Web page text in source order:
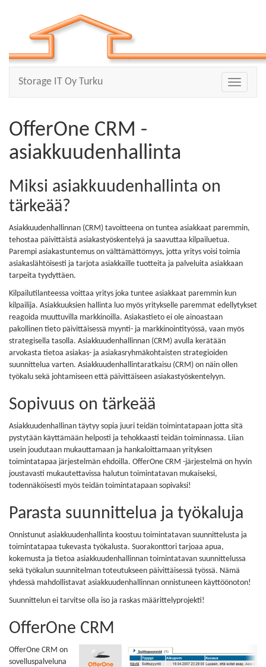
Toggle
Storage IT Oy Turku
OfferOne CRM -
asiakkuudenhallinta
Miksi asiakkuudenhallinta on
tärkeää?
Asiakkuudenhallinnan (CRM) tavoitteena on tuntea asiakkaat paremmin,
tehostaa päivittäistä asiakastyöskentelyä ja saavuttaa kilpailuetua.
Parempi asiakastuntemus on välttämättömyys, jotta yritys voisi toimia
asiakaslähtöisesti ja tarjota asiakkaille tuotteita ja palveluita asiakkaan
tarpeita tyydyttäen.
Kilpailutilanteessa voittaa yritys joka tuntee asiakkaat paremmin kun
kilpailija. Asiakkuuksien hallinta luo myös yritykselle paremmat edellytykset
reagoida muuttuvilla markkinoilla. Asiakastieto ei ole ainoastaan
pakollinen tieto päivittäisessä myynti- ja markkinointityössä, vaan myös
strategisella tasolla. Asiakkuudenhallinnan (CRM) avulla kerätään
arvokasta tietoa asiakas- ja asiakasryhmäkohtaisten strategioiden
suunnittelua varten. Asiakkuudenhallintaratkaisu (CRM) on näin ollen
työkalu sekä johtamiseen että päivittäiseen asiakastyöskentelyyn.
Sopivuus on tärkeää
Asiakkuudenhallinan täytyy sopia juuri teidän toimintatapaan jotta sitä
pystytään käyttämään helposti ja tehokkaasti teidän toiminnassa. Liian
usein joudutaan mukauttamaan ja hankaloittamaan yrityksen
toimintatapaa järjestelmän ehdoilla. OfferOne CRM -järjestelmä on hyvin
joustavasti mukautettavissa halutun toimintatavan mukaiseksi,
todennäköisesti myös teidän toimintatapaan sopivaksi!
Parasta suunnittelua ja työkaluja
Onnistunut asiakkuudenhallinta koostuu toimintatavan suunnittelusta ja
toimintatapaa tukevasta työkalusta. Suorakonttori tarjoaa apua,
kokemusta ja tietoa asiakkuudenhallinnan toimintatavan suunnittelussa
sekä työkalun suunnitelman toteutukseen päivittäisessä työssä. Nämä
yhdessä mahdollistavat asiakkuudenhallinnan onnistuneen käyttöönoton!
Suunnittelun ei tarvitse olla iso ja raskas määrittelyprojekti!
OfferOne CRM
OfferOne CRM on
sovelluspalveluna